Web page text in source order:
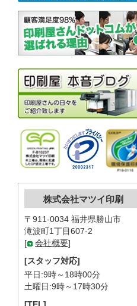
株式会社マツイ印刷
〒911-0034 福井県勝山市
滝波町1丁目607-2
[
会社概要]
[スタッフ対応]
平日:9時～18時00分
土曜日:9時～17時30分